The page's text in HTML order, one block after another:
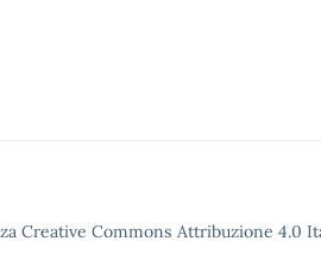
Creative Commons Attribuzione 4.0